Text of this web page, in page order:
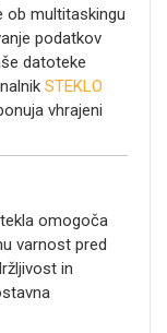
ob multitaskingu
podatkov
datoteke
STEKLO
vhrajeni
omogoča
varnost pred
in